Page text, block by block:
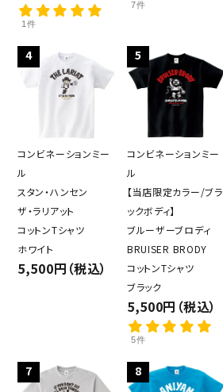
キーワード
カテゴリー
1件
7件
4
コンビネーションミー
ル
スタン・ハンセン
ザ・ラリアット
コットンTシャツ
ホワイト
5,500円（税込）
5
コンビネーションミー
ル
【当店限定カラー/ブラ
ックボディ】
ブルーザーブロディ
BRUISER BRODY
コットンTシャツ
ブラック
5,500円（税込）
5件
7 8